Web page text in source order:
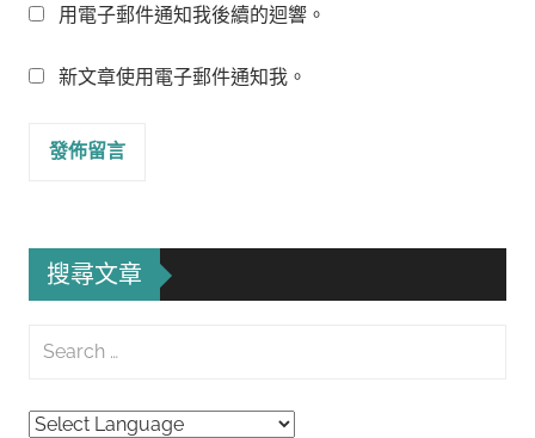
用電子郵件通知我後續的迴響。
新文章使用電子郵件通知我。
搜尋文章
Search